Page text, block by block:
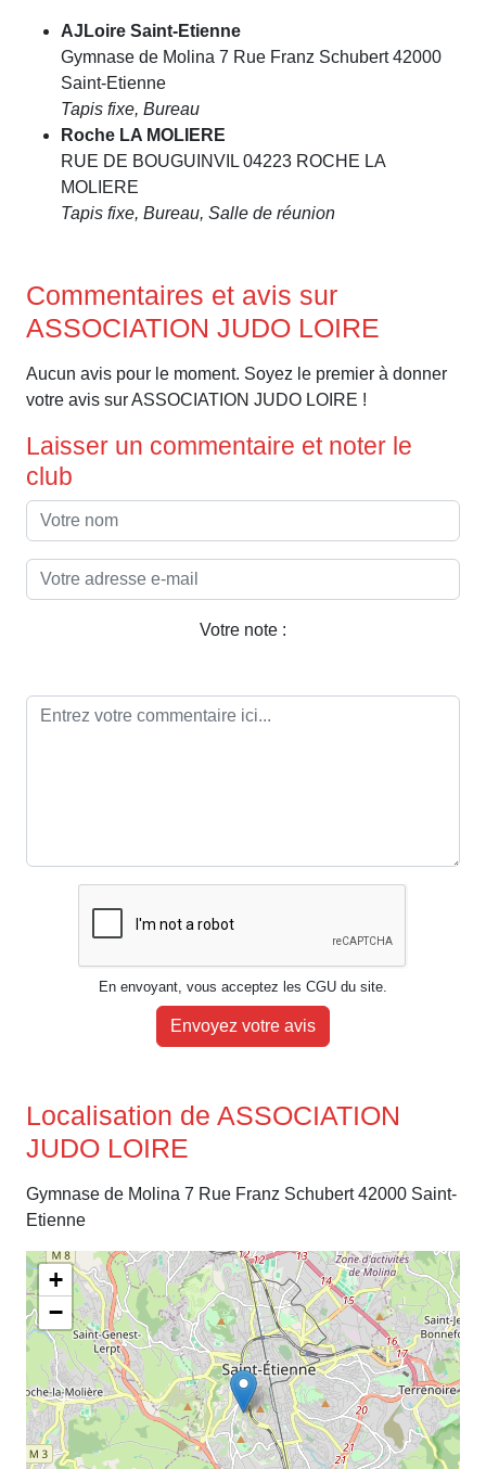
AJLoire Saint-Etienne
Gymnase de Molina 7 Rue Franz Schubert 42000
Saint-Etienne
Tapis fixe, Bureau
Roche LA MOLIERE
RUE DE BOUGUINVIL 04223 ROCHE LA
MOLIERE
Tapis fixe, Bureau, Salle de réunion
Commentaires et avis sur
ASSOCIATION JUDO LOIRE
Aucun avis pour le moment. Soyez le premier à donner
votre avis sur ASSOCIATION JUDO LOIRE !
Laisser un commentaire et noter le
club
Votre note :
En envoyant, vous acceptez les CGU du site.
Envoyez votre avis
Localisation de ASSOCIATION
JUDO LOIRE
Gymnase de Molina 7 Rue Franz Schubert 42000 Saint-
Etienne
+
−